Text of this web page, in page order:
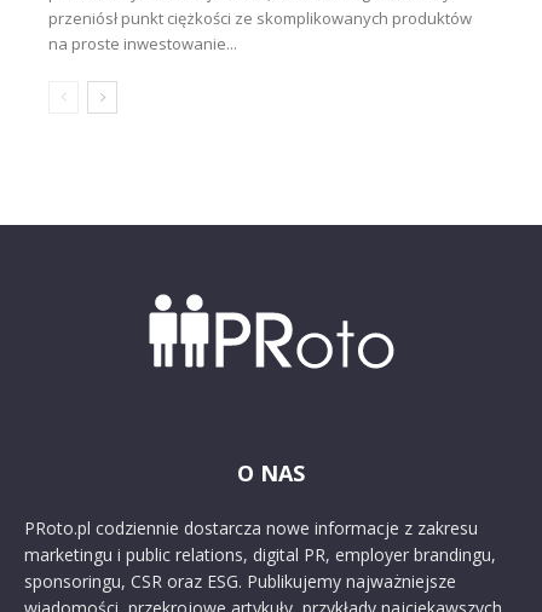
przeniósł punkt ciężkości ze skomplikowanych produktów
na proste inwestowanie...
O NAS
PRoto.pl codziennie dostarcza nowe informacje z zakresu
marketingu i public relations, digital PR, employer brandingu,
sponsoringu, CSR oraz ESG. Publikujemy najważniejsze
wiadomości, przekrojowe artykuły, przykłady najciekawszych